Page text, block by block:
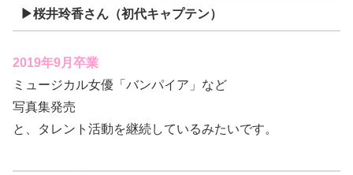
▶桜井玲香さん（初代キャプテン）
2019年9月卒業
ミュージカル女優「バンパイア」など
写真集発売
と、タレント活動を継続しているみたいです。